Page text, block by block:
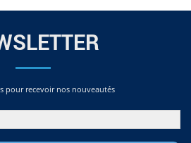
pour recevoir nos nouveautés